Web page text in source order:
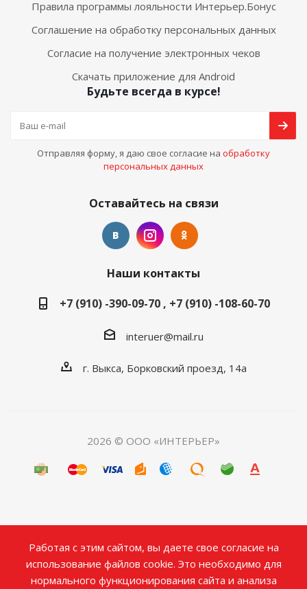
Правила программы лояльности Интерьер.Бонус
Соглашение на обработку персональных данных
Согласие на получение электронных чеков
Скачать приложение для Android
Будьте всегда в курсе!
Отправляя форму, я даю свое согласие на обработку
персональных данных
Оставайтесь на связи
Наши контакты
+7 (910) -390-09-70 , +7 (910) -108-60-70
interuer@mail.ru
г. Выкса, Борковский проезд, 14а
2026 © ООО «ИНТЕРЬЕР»
Работая с этим сайтом, вы даете свое согласие на
использование файлов cookie. Это необходимо для
нормального функционирования сайта и анализа